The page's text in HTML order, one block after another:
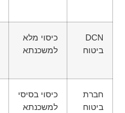
DCN
ביטוח
כיסוי מלא
למשכנתא
חברת
ביטוח
כיסוי בסיסי
למשכנתא